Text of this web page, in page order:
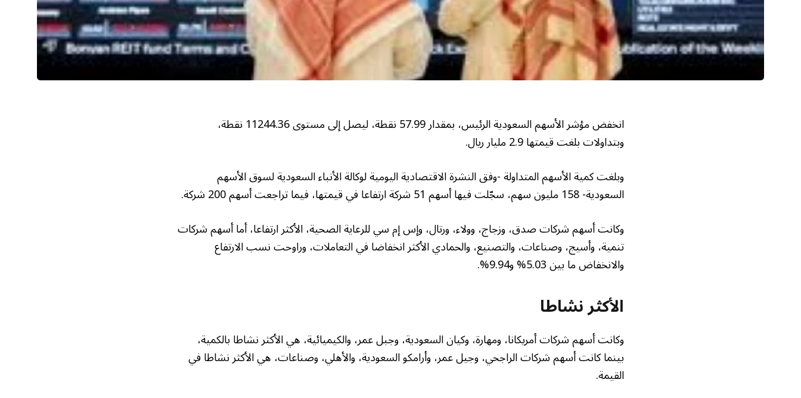
انخفض مؤشر الأسهم السعودية الرئيس، بمقدار 57.99 نقطة، ليصل إلى مستوى 11244.36 نقطة،
وبتداولات بلغت قيمتها 2.9 مليار ريال.
وبلغت كمية الأسهم المتداولة -وفق النشرة الاقتصادية اليومية لوكالة الأنباء السعودية لسوق الأسهم
السعودية- 158 مليون سهم، سجّلت فيها أسهم 51 شركة ارتفاعا في قيمتها، فيما تراجعت أسهم 200 شركة.
وكانت أسهم شركات صدق، وزجاج، وولاء، ورتال، وإس إم سي للرعاية الصحية، الأكثر ارتفاعا، أما أسهم شركات
تنمية، وأسيج، وصناعات، والتصنيع، والحمادي الأكثر انخفاضا في التعاملات، وراوحت نسب الارتفاع
والانخفاض ما بين 5.03% و9.94%.
الأكثر نشاطا
وكانت أسهم شركات أمريكانا، ومهارة، وكيان السعودية، وجبل عمر، والكيميائية، هي الأكثر نشاطا بالكمية،
بينما كانت أسهم شركات الراجحي، وجيل عمر، وأرامكو السعودية، والأهلي، وصناعات، هي الأكثر نشاطا في
القيمة.